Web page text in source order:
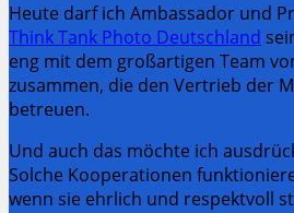
Heute darf ich Ambassador und
Think Tank Photo Deutschland
eng mit dem großartigen Team
zusammen, die den Vertrieb der
betreuen.
Und auch das möchte ich
Solche Kooperationen
wenn sie ehrlich und respektvoll